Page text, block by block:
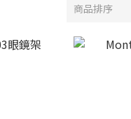
商品排序